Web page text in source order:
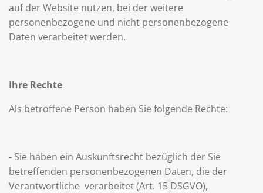
auf der Website nutzen, bei der weitere
personenbezogene und nicht personenbezogene
Daten verarbeitet werden.
Ihre Rechte
Als betroffene Person haben Sie folgende Rechte:
- Sie haben ein Auskunftsrecht bezüglich der Sie
betreffenden personenbezogenen Daten, die der
Verantwortliche verarbeitet (Art. 15 DSGVO),